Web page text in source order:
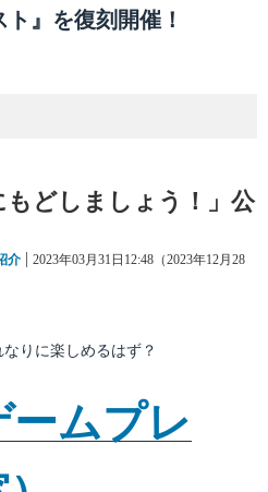
』を復刻開催！
どしましょう！」公
介
投
2023年03月31日12:48（2023年12月28
りに楽しめるはず？
ームプレ